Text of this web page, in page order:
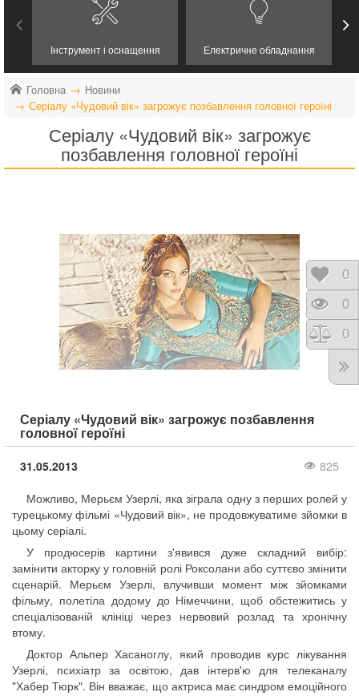
Інструмент і оснащення Електричне обладнання
Головна
Новини
Серіалу «Чудовий вік» загрожує позбавлення головної героїні
Серіалу «Чудовий вік» загрожує
позбавлення головної героїні
Серіалу «Чудовий вік» загрожує позбавлення
головної героїні
31.05.2013
825
Можливо, Мерьєм Узерлі, яка зіграла одну з перших ролей у
турецькому фільмі «Чудовий вік», не продовжуватиме зйомки в
цьому серіалі.
У продюсерів картини з'явився дуже складний вибір:
замінити акторку у головній ролі Роксолани або суттєво змінити
сценарій. Мерьєм Узерлі, влучивши момент між зйомками
фільму, полетіла додому до Німеччини, щоб обстежитись у
спеціалізованій клініці через нервовий розлад та хронічну
втому.
Доктор Альпер Хасаноглу, який проводив курс лікування
Узерлі, психіатр за освітою, дав інтерв'ю для телеканалу
"Хабер Тюрк". Він вважає, що актриса має синдром емоційного
0
0
0